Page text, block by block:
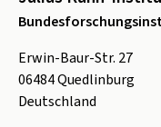
Erwin-Baur-Str. 27
06484Quedlinburg
Deutschland